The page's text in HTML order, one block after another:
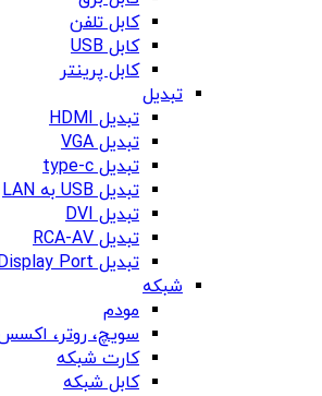
کابل تلفن
کابل USB
کابل پرینتر
تبدیل
تبدیل HDMI
تبدیل VGA
تبدیل type-c
تبدیل USB به LAN
تبدیل DVI
تبدیل RCA-AV
تبدیل Display Port
شبکه
مودم
سویچ، روتر،
کارت شبکه
کابل شبکه